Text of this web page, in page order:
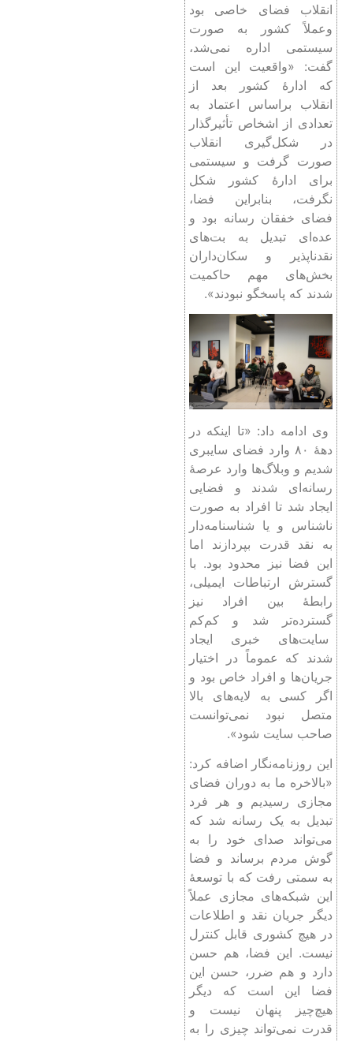
انقلاب فضای خاصی بود
وعملاً کشور به صورت
سیستمی اداره نمی‌شد،
گفت: «واقعیت این است
که ادارۀ کشور بعد از
انقلاب براساس اعتماد به
تعدادی از اشخاص تأثیرگذار
در شکل‌گیری انقلاب
صورت گرفت و سیستمی
برای ادارۀ کشور شکل
نگرفت، بنابراین فضا،
فضای خفقان رسانه بود و
عده‌ای تبدیل به بت‌های
نقدناپذیر و سکان‌داران
بخش‌های مهم حاکمیت
شدند که پاسخگو نبودند».
وی ادامه داد: «تا اینکه در
دهۀ ۸۰ وارد فضای سایبری
شدیم و وبلاگ‌ها وارد عرصۀ
رسانه‌ای شدند و فضایی
ایجاد شد تا افراد به صورت
ناشناس و یا شناسنامه‌دار
به نقد قدرت بپردازند اما
این فضا نیز محدود بود. با
گسترش ارتباطات ایمیلی،
رابطۀ بین افراد نیز
گسترده‌تر شد و کم‌کم
سایت‌های خبری ایجاد
شدند که عموماً در اختیار
جریان‌ها و افراد خاص بود و
اگر کسی به لایه‌های بالا
متصل نبود نمی‌توانست
صاحب سایت شود».
این روزنامه‌نگار اضافه کرد:
«بالاخره ما به دوران فضای
مجازی رسیدیم و هر فرد
تبدیل به یک رسانه شد که
می‌تواند صدای خود را به
گوش مردم برساند و فضا
به سمتی رفت که با توسعۀ
این شبکه‌های مجازی عملاً
دیگر جریان نقد و اطلاعات
در هیچ کشوری قابل کنترل
نیست. این فضا، هم حسن
دارد و هم ضرر، حسن این
فضا این است که دیگر
هیچ‌چیز پنهان نیست و
قدرت نمی‌تواند چیزی را به